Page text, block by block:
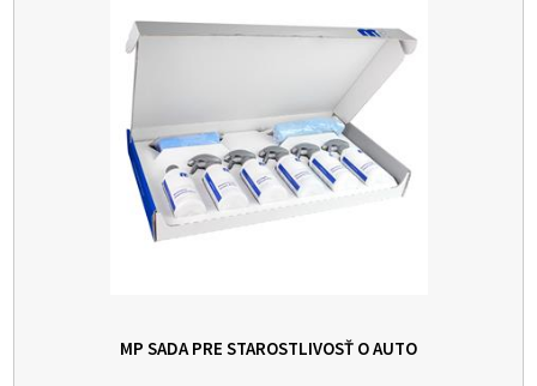
MP SADA PRE STAROSTLIVOSŤ O AUTO